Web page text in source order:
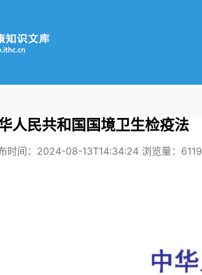
人民共和国国境卫生检疫法
时间：2024-08-13T14:34:24 浏览量：6119